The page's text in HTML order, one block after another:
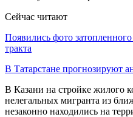
Сейчас читают
Появились фото
тракта
В Татарстане прогнозируют
В Казани на стройке жилого
нелегальных мигранта из
незаконно находились на